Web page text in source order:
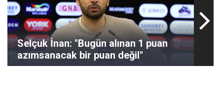
Selçuk İnan: "Bugün alınan 1 puan
azımsanacak bir puan değil"